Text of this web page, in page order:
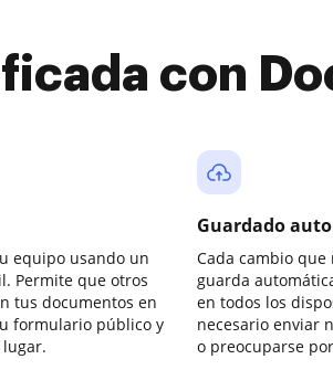
con
equipo usando un
Permite que otros
tus documentos en
formulario público y
Guardado
Cada cambio
guarda
en todos los
necesario enviar
o preocuparse